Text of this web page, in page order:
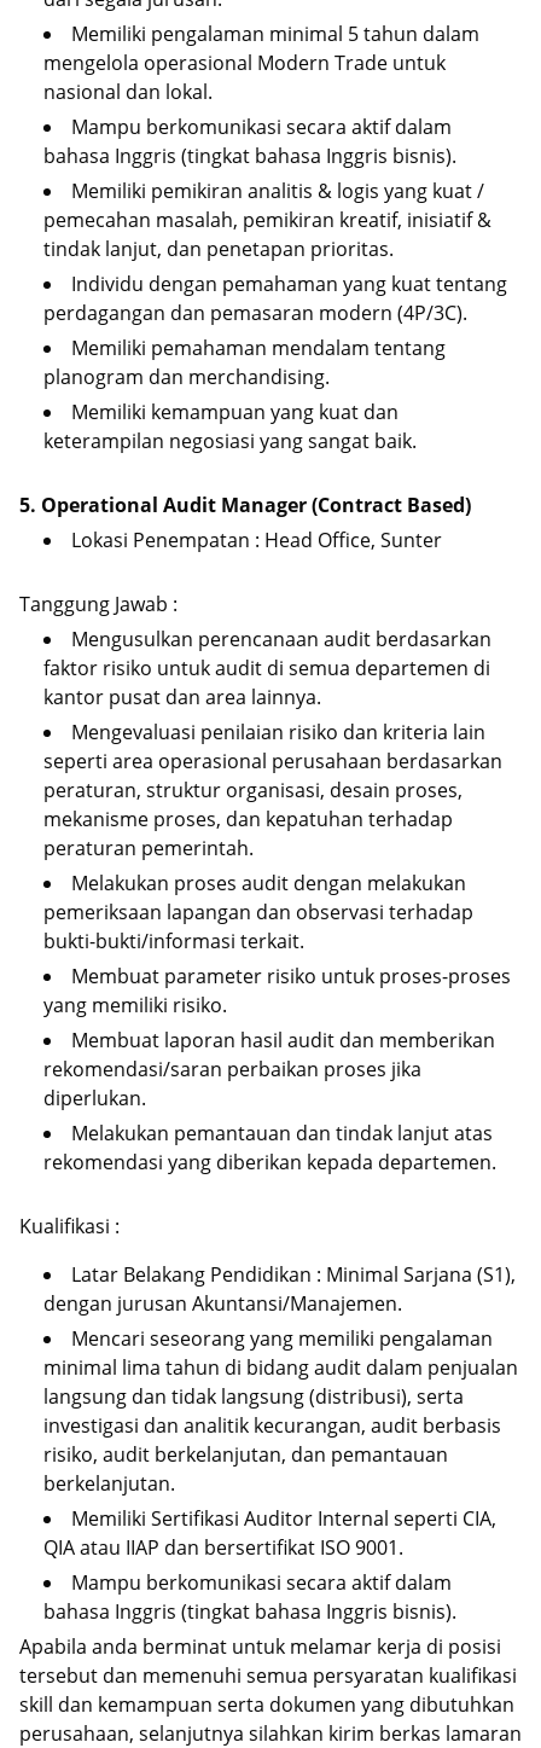
Memiliki pengalaman minimal 5 tahun dalam
mengelola operasional Modern Trade untuk
nasional dan lokal.
Mampu berkomunikasi secara aktif dalam
bahasa Inggris (tingkat bahasa Inggris bisnis).
Memiliki pemikiran analitis & logis yang kuat /
pemecahan masalah, pemikiran kreatif, inisiatif &
tindak lanjut, dan penetapan prioritas.
Individu dengan pemahaman yang kuat tentang
perdagangan dan pemasaran modern (4P/3C).
Memiliki pemahaman mendalam tentang
planogram dan merchandising.
Memiliki kemampuan yang kuat dan
keterampilan negosiasi yang sangat baik.
5. Operational Audit Manager (Contract Based)
Lokasi Penempatan : Head Office, Sunter
Tanggung Jawab :
Mengusulkan perencanaan audit berdasarkan
faktor risiko untuk audit di semua departemen di
kantor pusat dan area lainnya.
Mengevaluasi penilaian risiko dan kriteria lain
seperti area operasional perusahaan berdasarkan
peraturan, struktur organisasi, desain proses,
mekanisme proses, dan kepatuhan terhadap
peraturan pemerintah.
Melakukan proses audit dengan melakukan
pemeriksaan lapangan dan observasi terhadap
bukti-bukti/informasi terkait.
Membuat parameter risiko untuk proses-proses
yang memiliki risiko.
Membuat laporan hasil audit dan memberikan
rekomendasi/saran perbaikan proses jika
diperlukan.
Melakukan pemantauan dan tindak lanjut atas
rekomendasi yang diberikan kepada departemen.
Kualifikasi :
Latar Belakang Pendidikan : Minimal Sarjana (S1),
dengan jurusan Akuntansi/Manajemen.
Mencari seseorang yang memiliki pengalaman
minimal lima tahun di bidang audit dalam penjualan
langsung dan tidak langsung (distribusi), serta
investigasi dan analitik kecurangan, audit berbasis
risiko, audit berkelanjutan, dan pemantauan
berkelanjutan.
Memiliki Sertifikasi Auditor Internal seperti CIA,
QIA atau IIAP dan bersertifikat ISO 9001.
Mampu berkomunikasi secara aktif dalam
bahasa Inggris (tingkat bahasa Inggris bisnis).
Apabila anda berminat untuk melamar kerja di posisi
tersebut dan memenuhi semua persyaratan kualifikasi
skill dan kemampuan serta dokumen yang dibutuhkan
perusahaan, selanjutnya silahkan kirim berkas lamaran